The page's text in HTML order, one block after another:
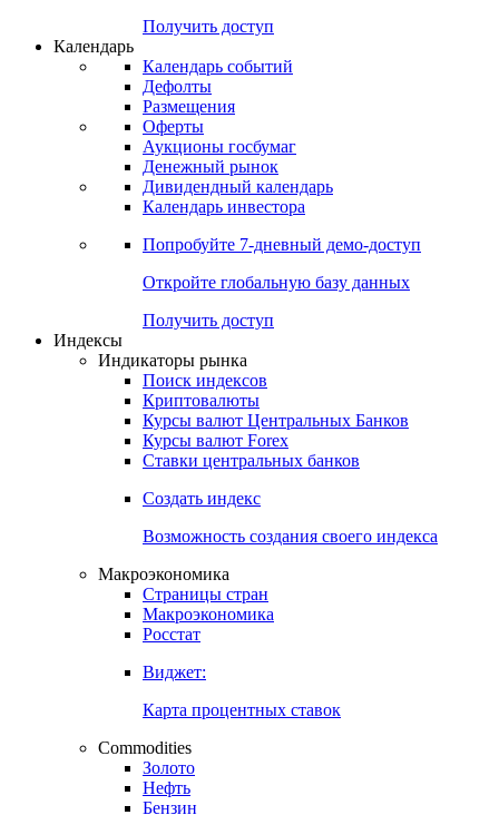
Попробуйте7-дневный
Откройте глобальную базу данных
Получить доступ
Календарь
Календарь событий
Дефолты
Размещения
Оферты
Денежный рынок
Календарь инвестора
Попробуйте7-дневный
Откройте глобальную базу данных
Получить доступ
Индикаторы рынка
Поиск индексов
Курсы валют Центральных Банков
Ставки центральных банков
Создать индекс
Возможность создания своего индекса
Страницы стран
Росстат
Виджет:
Карта процентных ставок